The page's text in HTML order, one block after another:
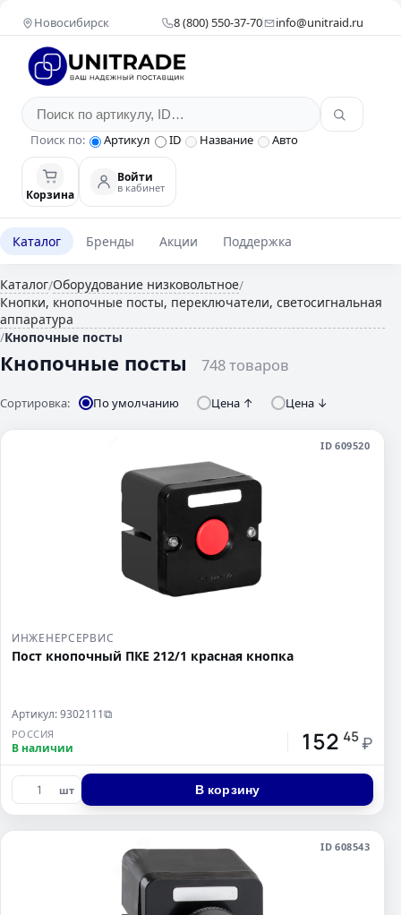
Новосибирск 8 (800) 550-37-70 info@unitraid.ru
Поиск по: Артикул ID Название Авто
Корзина
Войти
в кабинет
Каталог Бренды Акции Поддержка
Каталог/Оборудование низковольтное/
Кнопки, кнопочные посты, переключатели, светосигнальная
аппаратура
/Кнопочные посты
Кнопочные посты 748 товаров
Сортировка: По умолчанию Цена ↑ Цена ↓
ID 609520
ИНЖЕНЕРСЕРВИС
Пост кнопочный ПКЕ 212/1 красная кнопка
Артикул: 9302111⧉
РОССИЯ
В наличии 152 45 ₽
шт В корзину
ID 608543